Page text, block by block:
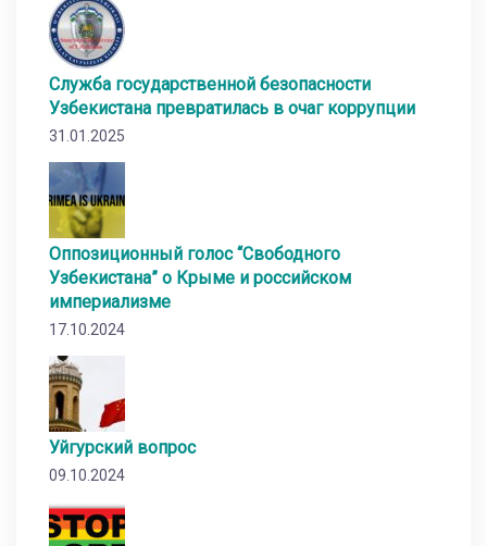
Служба государственной безопасности
Узбекистана превратилась в очаг коррупции
31.01.2025
Оппозиционный голос “Свободного
Узбекистана” о Крыме и российском
империализме
17.10.2024
Уйгурский вопрос
09.10.2024